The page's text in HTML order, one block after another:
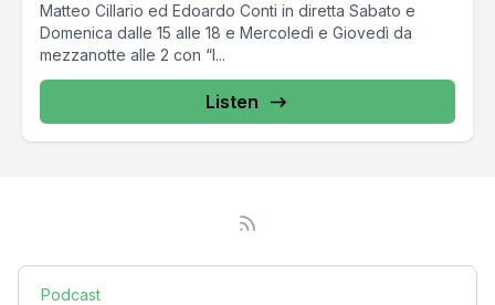
Matteo Cillario ed Edoardo Conti in diretta Sabato e
Domenica dalle 15 alle 18 e Mercoledì e Giovedì da
mezzanotte alle 2 con “I...
Listen
Podcast